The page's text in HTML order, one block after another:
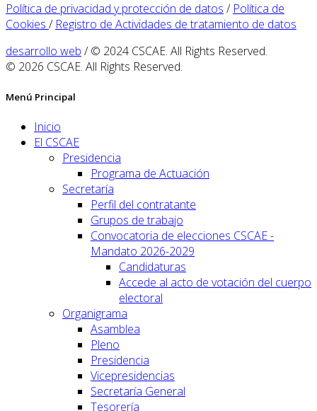
Política de privacidad y protección de datos / Política de
Cookies / Registro de Actividades de tratamiento de datos
desarrollo web / © 2024 CSCAE. All Rights Reserved.
© 2026 CSCAE. All Rights Reserved.
Menú Principal
Inicio
El CSCAE
Presidencia
Programa de Actuación
Secretaría
Perfil del contratante
Grupos de trabajo
Convocatoria de elecciones CSCAE -
Mandato 2026-2029
Candidaturas
Accede al acto de votación del cuerpo
electoral
Organigrama
Asamblea
Pleno
Presidencia
Vicepresidencias
Secretaría General
Tesorería